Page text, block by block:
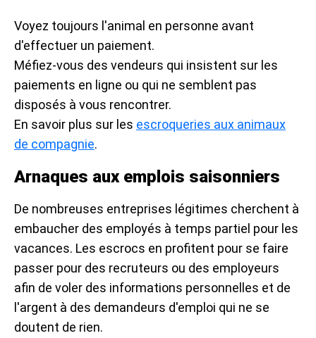
Voyez toujours l'animal en personne avant
d'effectuer un paiement.
Méfiez-vous des vendeurs qui insistent sur les
paiements en ligne ou qui ne semblent pas
disposés à vous rencontrer.
En savoir plus sur les escroqueries aux animaux
de compagnie.
Arnaques aux emplois saisonniers
De nombreuses entreprises légitimes cherchent à
embaucher des employés à temps partiel pour les
vacances. Les escrocs en profitent pour se faire
passer pour des recruteurs ou des employeurs
afin de voler des informations personnelles et de
l'argent à des demandeurs d'emploi qui ne se
doutent de rien.